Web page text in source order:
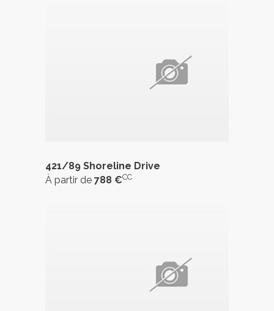
421/89 Shoreline Drive
À partir de 788 €CC